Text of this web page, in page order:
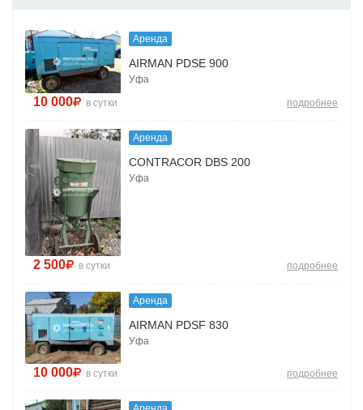
Аренда
AIRMAN PDSE 900
Уфа
10 000 в сутки подробнее
Аренда
CONTRACOR DBS 200
Уфа
2 500 в сутки подробнее
Аренда
AIRMAN PDSF 830
Уфа
10 000 в сутки подробнее